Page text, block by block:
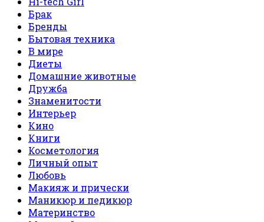
Брак
Бренды
Бытовая техника
В мире
Диеты
Домашние животные
Дружба
Знаменитости
Интерьер
Кино
Книги
Косметология
Личный опыт
Любовь
Макияж и прически
Маникюр и педикюр
Материнство